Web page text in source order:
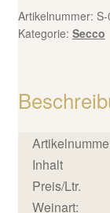
Secco
Menge
Artikelnummer: S-
Kategorie: Secco
Inhalt
Preis/Ltr.
Weinart: